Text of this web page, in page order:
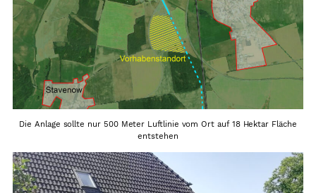
Die Anlage sollte nur 500 Meter Luftlinie vom Ort auf 18 Hektar Fläche
entstehen